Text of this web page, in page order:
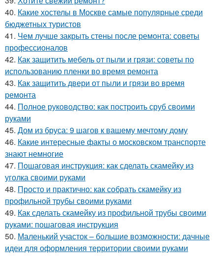
40. Какие хостелы в Москве самые популярные среди
бюджетных туристов
41. Чем лучше закрыть стены после ремонта: советы
профессионалов
42. Как защитить мебель от пыли и грязи: советы по
использованию пленки во время ремонта
43. Как защитить двери от пыли и грязи во время
ремонта
44. Полное руководство: как построить сруб своими
руками
45. Дом из бруса: 9 шагов к вашему мечтому дому
46. Какие интересные факты о московском транспорте
знают немногие
47. Пошаговая инструкция: как сделать скамейку из
уголка своими руками
48. Просто и практично: как собрать скамейку из
профильной трубы своими руками
49. Как сделать скамейку из профильной трубы своими
руками: пошаговая инструкция
50. Маленький участок – большие возможности: дачные
идеи для оформления территории своими руками